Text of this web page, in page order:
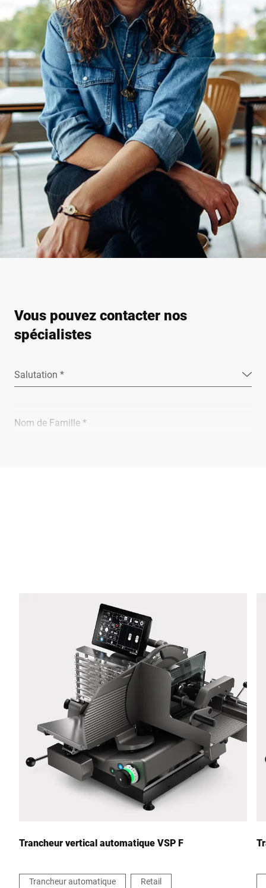
Vous pouvez contacter nos
spécialistes
Salutation *
Nom de Famille *
Trancheur vertical automatique VSP F
Trancheur automatique
Retail